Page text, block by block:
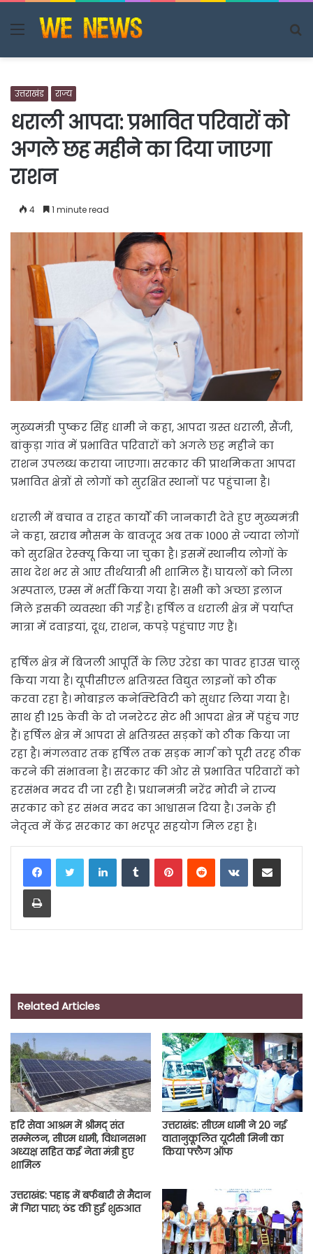
Menu
उत्तराखंड राज्य
धराली आपदा: प्रभावित परिवारों को
अगले छह महीने का दिया जाएगा
राशन
4 1 minute read
मुख्यमंत्री पुष्कर सिंह धामी ने कहा, आपदा ग्रस्त धराली, सैंजी,
बांकुड़ा गांव में प्रभावित परिवारों को अगले छह महीने का
राशन उपलब्ध कराया जाएगा। सरकार की प्राथमिकता आपदा
प्रभावित क्षेत्रों से लोगों को सुरक्षित स्थानों पर पहुंचाना है।
धराली में बचाव व राहत कार्यों की जानकारी देते हुए मुख्यमंत्री
ने कहा, खराब मौसम के बावजूद अब तक 1000 से ज्यादा लोगों
को सुरक्षित रेस्क्यू किया जा चुका है। इसमें स्थानीय लोगों के
साथ देश भर से आए तीर्थयात्री भी शामिल हैं। घायलों को जिला
अस्पताल, एम्स में भर्ती किया गया है। सभी को अच्छा इलाज
मिले इसकी व्यवस्था की गई है। हर्षिल व धराली क्षेत्र में पर्याप्त
मात्रा में दवाइयां, दूध, राशन, कपड़े पहुंचाए गए हैं।
हर्षिल क्षेत्र में बिजली आपूर्ति के लिए उरेडा का पावर हाउस चालू
किया गया है। यूपीसीएल क्षतिग्रस्त विद्युत लाइनों को ठीक
करवा रहा है। मोबाइल कनेक्टिविटी को सुधार लिया गया है।
साथ ही 125 केवी के दो जनरेटर सेट भी आपदा क्षेत्र में पहुंच गए
हैं। हर्षिल क्षेत्र में आपदा से क्षतिग्रस्त सड़कों को ठीक किया जा
रहा है। मंगलवार तक हर्षिल तक सड़क मार्ग को पूरी तरह ठीक
करने की संभावना है। सरकार की ओर से प्रभावित परिवारों को
हरसंभव मदद दी जा रही है। प्रधानमंत्री नरेंद्र मोदी ने राज्य
सरकार को हर संभव मदद का आश्वासन दिया है। उनके ही
नेतृत्व में केंद्र सरकार का भरपूर सहयोग मिल रहा है।
LinkedInTumblrPinterestReddit VKontakteShare via Email
Print
Related Articles
हरि सेवा आश्रम में श्रीमद् संत
सम्मेलन, सीएम धामी, विधानसभा
अध्यक्ष सहित कई नेता मंत्री हुए
शामिल
उत्तराखंड: सीएम धामी ने 20 नई
वातानुकूलित यूटीसी मिनी का
किया फ्लैग ऑफ
उत्तराखंड: पहाड़ में बर्फबारी से मैदान
में गिरा पारा; ठंड की हुई शुरुआत